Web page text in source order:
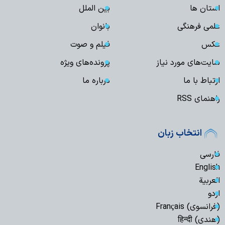
استان ها
بین الملل
علمی فرهنگی
بانوان
عکس
فیلم و صوت
سایت‌های مورد نیاز
پرونده‌های ویژه
ارتباط با ما
درباره ما
راهنمای RSS
انتخاب زبان
فارسی
English
العربیة
اردو
(فرانسوی) Français
(هندی) हिन्दी